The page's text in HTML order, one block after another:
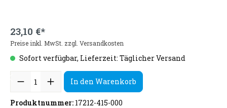
23,10 €*
Preise inkl. MwSt. zzgl. Versandkosten
Sofort verfügbar, Lieferzeit: Täglicher Versand
In den Warenkorb
Produktnummer: 17212-415-000